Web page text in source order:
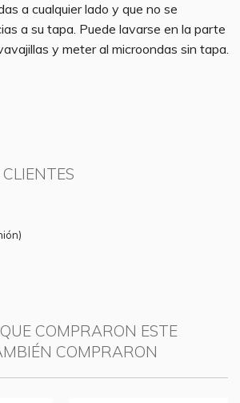
a cualquier lado y que no se
a su tapa. Puede lavarse en la parte
y meter al microondas sin tapa.
)
COMPRARON ESTE
COMPRARON